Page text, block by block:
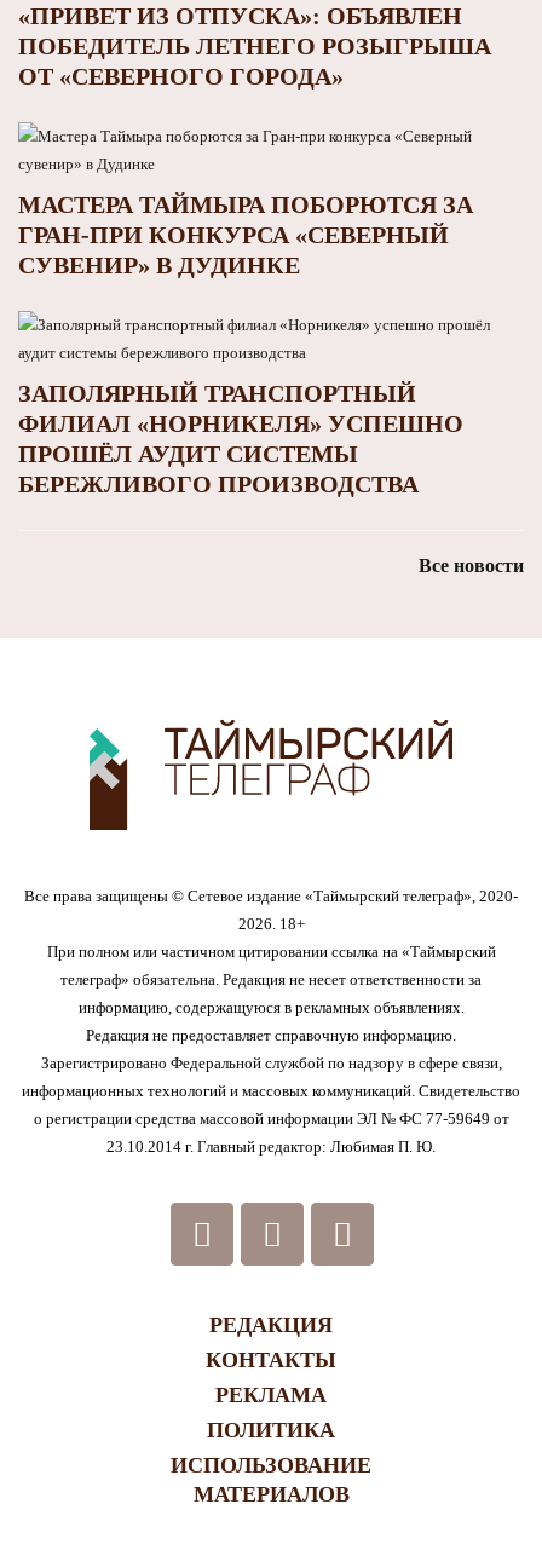
«ПРИВЕТ ИЗ ОТПУСКА»: ОБЪЯВЛЕН
ПОБЕДИТЕЛЬ ЛЕТНЕГО РОЗЫГРЫША
ОТ «СЕВЕРНОГО ГОРОДА»
МАСТЕРА ТАЙМЫРА ПОБОРЮТСЯ ЗА
ГРАН-ПРИ КОНКУРСА «СЕВЕРНЫЙ
СУВЕНИР» В ДУДИНКЕ
ЗАПОЛЯРНЫЙ ТРАНСПОРТНЫЙ
ФИЛИАЛ «НОРНИКЕЛЯ» УСПЕШНО
ПРОШЁЛ АУДИТ СИСТЕМЫ
БЕРЕЖЛИВОГО ПРОИЗВОДСТВА
Все новости
Все права защищены © Сетевое издание «Таймырский телеграф», 2020-
2026. 18+
При полном или частичном цитировании ссылка на «Таймырский
телеграф» обязательна. Редакция не несет ответственности за
информацию, содержащуюся в рекламных объявлениях.
Редакция не предоставляет справочную информацию.
Зарегистрировано Федеральной службой по надзору в сфере связи,
информационных технологий и массовых коммуникаций. Свидетельство
о регистрации средства массовой информации ЭЛ № ФС 77-59649 от
23.10.2014 г. Главный редактор: Любимая П. Ю.
РЕДАКЦИЯ
КОНТАКТЫ
РЕКЛАМА
ПОЛИТИКА
ИСПОЛЬЗОВАНИЕ
МАТЕРИАЛОВ